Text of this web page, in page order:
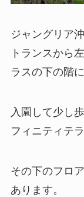
ジャングリア
トランスから
ラスの下の階
入園して少し
フィニティテ
その下のフロ
あります。